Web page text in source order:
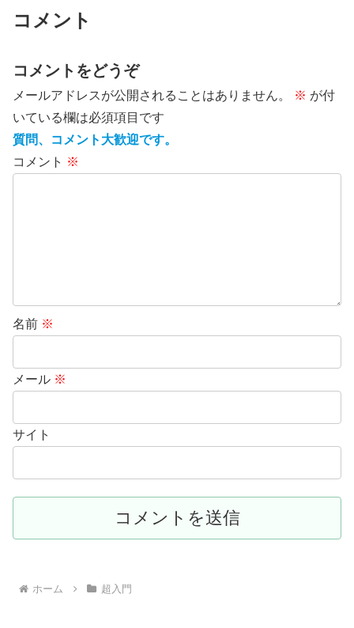
コメント
コメントをどうぞ
メールアドレスが公開されることはありません。 ※ が付
いている欄は必須項目です
質問、コメント大歓迎です。
コメント ※
名前 ※
メール ※
サイト
ホーム 超入門